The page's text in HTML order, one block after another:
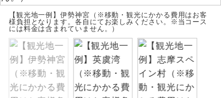
【観光地一例】伊勢神宮（※移動・観光にかかる費用はお客
様負担となります。各自にてお楽しみください。※当コース
には料金は含まれていません。）
温泉 温泉地にも宿泊するコースです。
露天風呂
ご宿泊ホテルに露天風呂が付いていま
す。
大浴場 ご宿泊ホテルに大浴場が付いています。
ります。
お申し込みの最後にクレジットカード決済を
していただき、決済手続き完了をもちまし
て、ご旅行の契約が成立となります。
ご予約方法について
ウェブ限定コースとなりますので、コールセ